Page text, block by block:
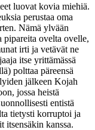
luovat kovia miehiä.
perustaa oma
Nämä ylvään
pipareita ovelta ovelle,
irti ja vetävät ne
itse yrittämässä
polttaa päreensä
jälkeen Kojah
jossa heistä
entistä
tietysti korruptoi ja
itsensäkin kanssa.